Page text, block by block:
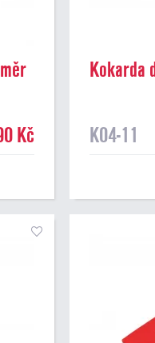
Kč
Kokarda
K04-11